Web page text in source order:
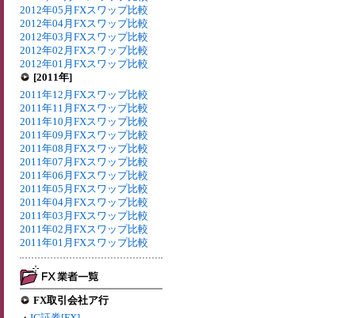
2012年05月FXスワップ比較
2012年04月FXスワップ比較
2012年03月FXスワップ比較
2012年02月FXスワップ比較
2012年01月FXスワップ比較
[2011年]
2011年12月FXスワップ比較
2011年11月FXスワップ比較
2011年10月FXスワップ比較
2011年09月FXスワップ比較
2011年08月FXスワップ比較
2011年07月FXスワップ比較
2011年06月FXスワップ比較
2011年05月FXスワップ比較
2011年04月FXスワップ比較
2011年03月FXスワップ比較
2011年02月FXスワップ比較
2011年01月FXスワップ比較
FX取引会社ア行